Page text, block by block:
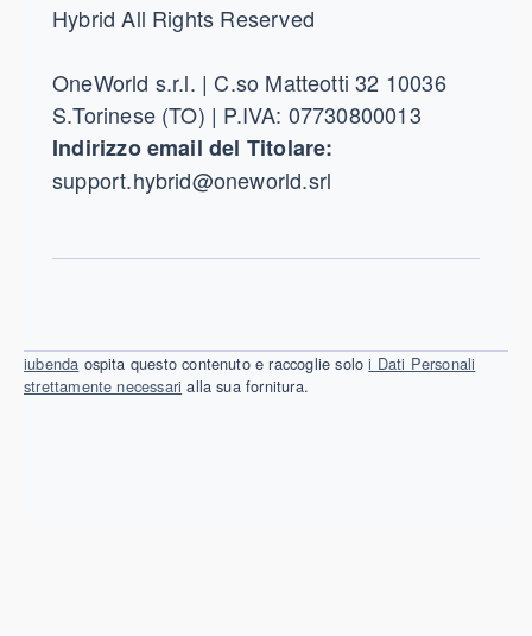
Hybrid All Rights Reserved
OneWorld s.r.l. | C.so Matteotti 32 10036
S.Torinese (TO) | P.IVA: 07730800013
Indirizzo email del Titolare:
support.hybrid@oneworld.srl
iubenda ospita questo contenuto e raccoglie soloi Dati Personali
strettamente necessari alla sua fornitura.